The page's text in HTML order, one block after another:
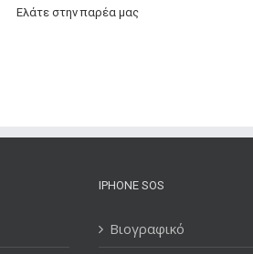
Ελάτε στην παρέα μας
IPHONE SOS
Βιογραφικό